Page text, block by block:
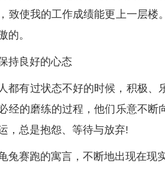
致使我的工作成绩能更上一层
的。
持良好的心态
都有过状态不好的时候，积极、
经的磨练的过程，他们乐意不
，总是抱怨、等待与放弃!
兔赛跑的寓言，不断地出现在现